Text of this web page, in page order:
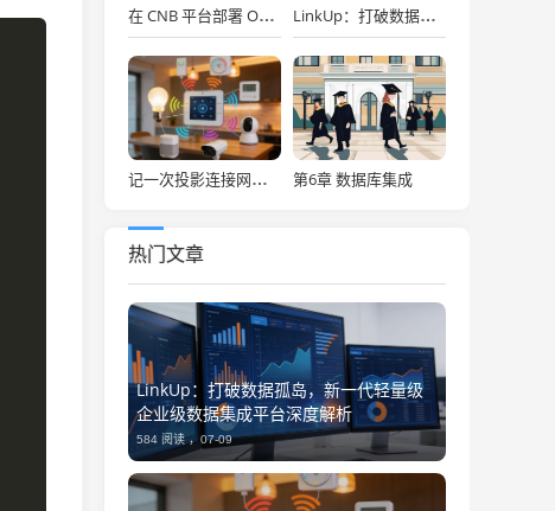
在 CNB 平台部署 OpenClaw，API Key 免费用，30秒搞定！ LinkUp：打破数据孤岛，新一代轻量级企业级数据集成平台深度解析
记一次投影连接网络存储 第6章 数据库集成
热门文章
LinkUp：打破数据孤岛，新一代轻量级
企业级数据集成平台深度解析
584 阅读 ，07-09